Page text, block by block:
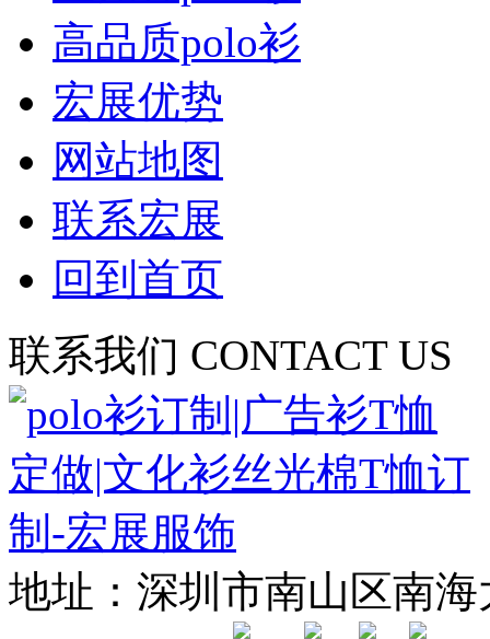
高品质polo衫
宏展优势
网站地图
联系宏展
回到首页
联系我们 CONTACT US
地址：深圳市南山区南